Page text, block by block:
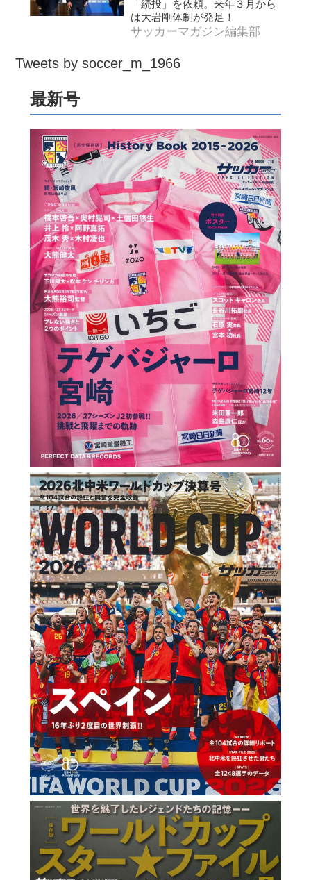
「続投」を依頼。来年３月から
は大岩剛体制が発足！
サッカーマガジン編集部
Tweets by soccer_m_1966
最新号